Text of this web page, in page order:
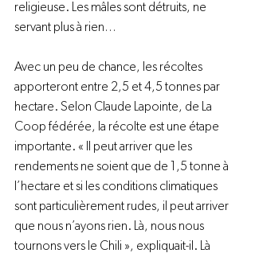
religieuse. Les mâles sont détruits, ne
servant plus à rien…
Avec un peu de chance, les récoltes
apporteront entre 2,5 et 4,5 tonnes par
hectare. Selon Claude Lapointe, de La
Coop fédérée, la récolte est une étape
importante. « Il peut arriver que les
rendements ne soient que de 1,5 tonne à
l’hectare et si les conditions climatiques
sont particulièrement rudes, il peut arriver
que nous n’ayons rien. Là, nous nous
tournons vers le Chili », expliquait-il. Là